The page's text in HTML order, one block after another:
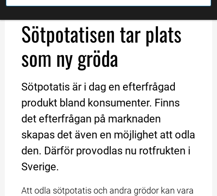
NYHET Publicerades 11 oktober 2019
Sötpotatisen tar plats
som ny gröda
Sötpotatis är i dag en efterfrågad
produkt bland konsumenter. Finns
det efterfrågan på marknaden
skapas det även en möjlighet att odla
den. Därför provodlas nu rotfrukten i
Sverige.
Att odla sötpotatis och andra grödor kan vara